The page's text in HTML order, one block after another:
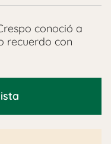
conoció a
recuerdo con